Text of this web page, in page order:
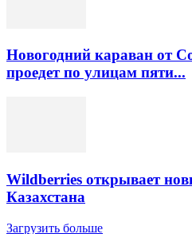
Новогодний караван от
проедет по улицам пяти...
Wildberries открывает
Казахстана
Загрузить больше